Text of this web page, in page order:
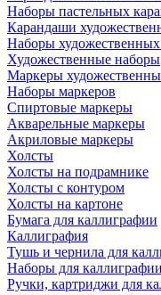
Наборы пастельных
Карандаши
Наборы
Художественные наборы
Маркеры
Наборы маркеров
Спиртовые маркеры
Акварельные маркеры
Акриловые маркеры
Холсты
Холсты на подрамнике
Холсты с контуром
Холсты на картоне
Бумага для каллиграфии
Каллиграфия
Тушь и чернила для
Наборы для каллиграфии
Ручки, картриджи для